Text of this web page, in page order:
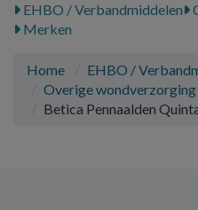
EHBO / Verbandmiddelen
Merken
Home
EHBO /
Overige wondverzorging
Betica Pennaalden